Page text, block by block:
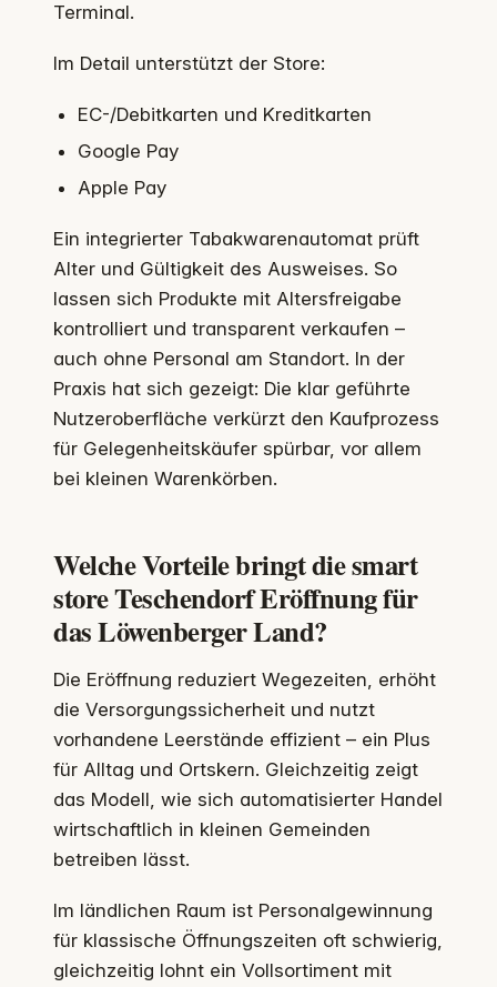
Terminal.
Im Detail unterstützt der Store:
EC-/Debitkarten und Kreditkarten
Google Pay
Apple Pay
Ein integrierter Tabakwarenautomat prüft
Alter und Gültigkeit des Ausweises. So
lassen sich Produkte mit Altersfreigabe
kontrolliert und transparent verkaufen –
auch ohne Personal am Standort. In der
Praxis hat sich gezeigt: Die klar geführte
Nutzeroberfläche verkürzt den Kaufprozess
für Gelegenheitskäufer spürbar, vor allem
bei kleinen Warenkörben.
Welche Vorteile bringt die smart
store Teschendorf Eröffnung für
das Löwenberger Land?
Die Eröffnung reduziert Wegezeiten, erhöht
die Versorgungssicherheit und nutzt
vorhandene Leerstände effizient – ein Plus
für Alltag und Ortskern. Gleichzeitig zeigt
das Modell, wie sich automatisierter Handel
wirtschaftlich in kleinen Gemeinden
betreiben lässt.
Im ländlichen Raum ist Personalgewinnung
für klassische Öffnungszeiten oft schwierig,
gleichzeitig lohnt ein Vollsortiment mit